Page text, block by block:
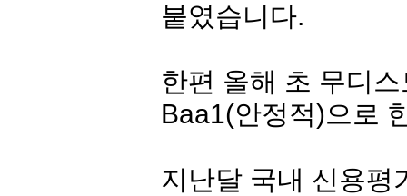
붙였습니다.
한편 올해 초 무디
Baa1(안정적)으로
지난달 국내 신용평